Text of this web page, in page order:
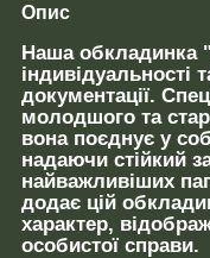
Опис
Наша обкладинка
індивідуальності
документації.
молодшого та
вона поєднує у
надаючи стійкий
найважливіших
додає цій
характер,
особистої справи.